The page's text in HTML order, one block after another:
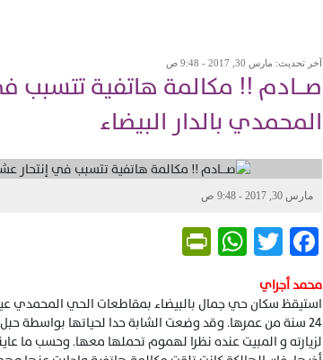
آخر تحديث: مارس 30, 2017 - 9:48 ص
صـــادم !! مكالمة هاتفية تتسبب
المحمدي بالدار البيضاء
مارس 30, 2017 - 9:48 ص
Facebook
Twitter
WhatsApp
محمد أجراي
استيقظ سكان حي جمال بالبيضاء بمقاطعات الحي المحمدي
24 سنة من عمرها. وقد وضعت الشابة حدا لحياتها
لزيارته و المبيت عنده نظرا لهموم تحملها معها. وحسب ما